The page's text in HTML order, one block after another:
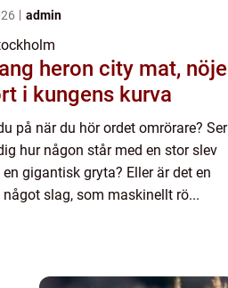
admin
city mat, nöjen
i kungens kurva
på när du hör ordet omrörare? Ser
hur någon står med en stor slev
gigantisk gryta? Eller är det en
slag, som maskinellt rö...